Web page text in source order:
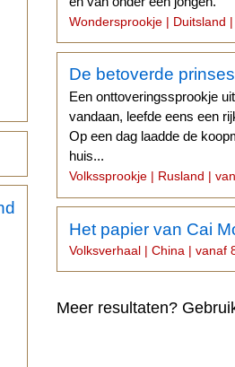
Wondersprookje | Duitsland
De betoverde prinses
Een onttoveringssprookje
vandaan, leefde eens een
Op een dag laadde de
huis...
Volkssprookje | Rusland |
Het papier van Cai
Volksverhaal | China | vanaf
Meer resultaten?